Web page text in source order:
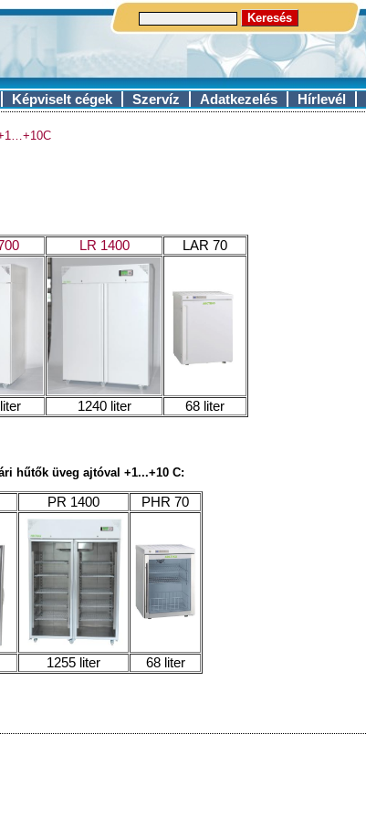
Képviselt cégek Szervíz Adatkezelés Hírlevél
LR 1400 LAR 70
1240 liter 68 liter
hűtők üveg ajtóval +1...+10 C:
PR 1400 PHR 70
1255 liter 68 liter